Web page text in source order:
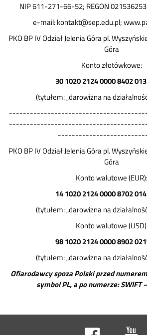
NIP 611-271-66-52; REGON
e-mail: kontakt@sep.edu.pl;
PKO BP IV Odział Jelenia Góra pl.
Góra
Konto złotówkowe:
30 1020 2124 0000 8402
(tytułem: „darowizna na
PKO BP IV Odział Jelenia Góra pl.
Góra
Konto walutowe (EUR):
14 1020 2124 0000 8702
(tytułem: „darowizna na
Konto walutowe
98 1020 2124 0000 8902
(tytułem: „darowizna na
Ofiarodawcy spoza Polski przed
symbol PL, a po numerze: SWIFT